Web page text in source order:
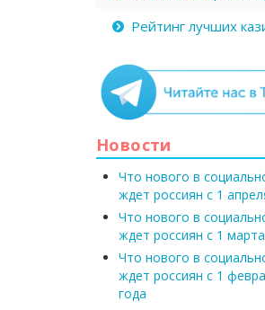
Рейтинг лучших
Новости
Что нового в
ждет россиян с 1
Что нового в
ждет россиян с 1
Что нового в
ждет россиян с 1
года